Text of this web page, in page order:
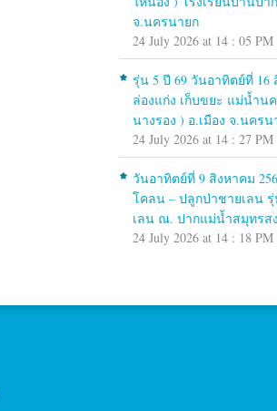
จ.นครนายก
24 July 2026 at 14 : 05 PM
รุ่น 5 ปี 69 วันอาทิตย์ที่ 16
ล่องแก่ง เก็บขยะ แม่น้ำน
นางรอง ) อ.เมือง จ.นครน
24 July 2026 at 14 : 27 PM
วันอาทิตย์ที่ 9 สิงหาคม
โคลน – ปลูกป่าชายเลน
เลน ณ. ปากแม่น้ำสมุทรส
24 July 2026 at 14 : 18 PM